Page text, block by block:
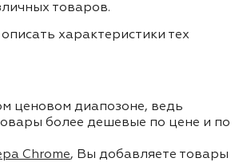
товаров.
характеристики тех
ценовом диапозоне, ведь
более дешевые по цене и по
Chrome, Вы добавляете товары